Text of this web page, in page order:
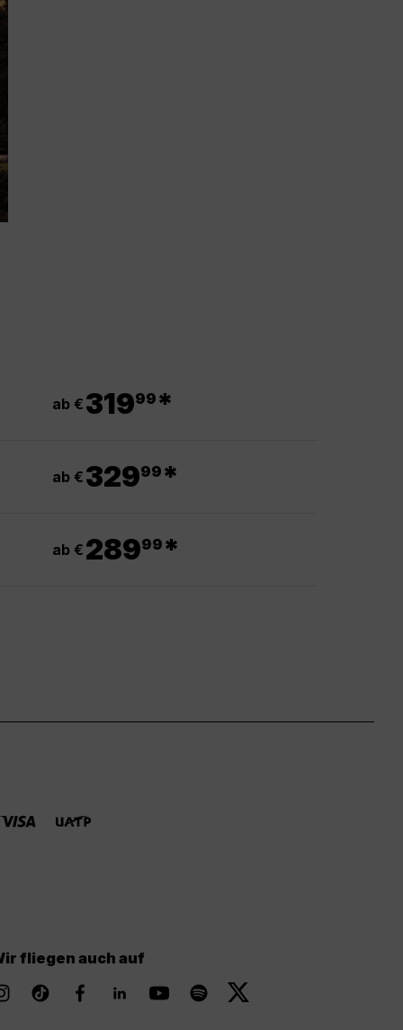
ab € 31999 *
ab € 32999 *
ab € 28999 *
fliegen auch auf